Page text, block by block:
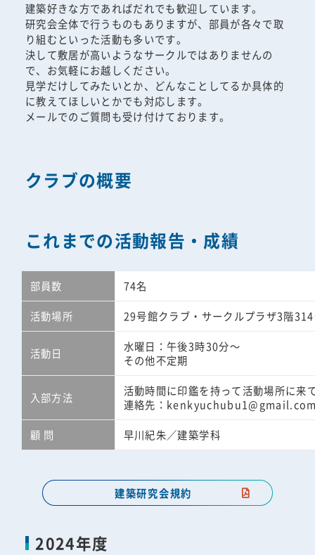
建築好きな方であればだれでも歓迎しています。
研究会全体で行うものもありますが、部員が各々で取
り組むといった活動も多いです。
決して敷居が高いようなサークルではありませんの
で、お気軽にお越しください。
見学だけしてみたいとか、どんなことしてるか具体的
に教えてほしいとかでも対応します。
メールでのご質問も受け付けております。
クラブの概要
これまでの活動報告・成績
部員数 74名
活動場所 29号館クラブ・サークルプラザ3階
活動日
水曜日：午後3時30分～
その他不定期
入部方法
活動時間に印鑑を持って活動場所に来
連絡先：
顧 問 早川紀朱／建築学科
建築研究会規約
2024年度